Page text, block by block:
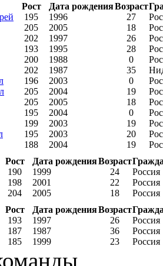
Рост Дата рожденияВозраст
195 1996 27
205 2005 18
202 1997 26
193 1995 28
200 1988 0
202 1987 35
196 2003 0
205 2004 19
205 2005 18
195 2004 0
199 2003 19
195 2003 20
188 2004 19
Рост Дата рожденияВозраст
190 1999 24
Россия
198 2001 22
Россия
204 2005 18
Россия
Рост Дата рожденияВозраст
193 1997 26
Россия
187 1987 36
Россия
185 1999 23 Россия